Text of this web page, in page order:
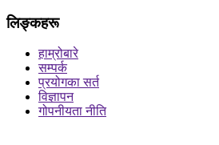
लिङ्कहरू
हाम्रोबारे
सम्पर्क
प्रयोगका सर्त
विज्ञापन
गोपनीयता नीति